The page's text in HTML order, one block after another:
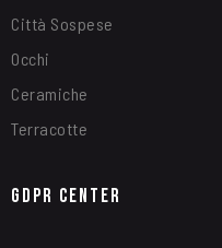
Città Sospese
Occhi
Ceramiche
Terracotte
GDPR Center